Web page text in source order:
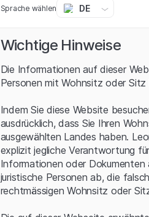
Quelle: Linde PLC, Reuters;
Historische Daten sind kein
zukünftige Entwicklungen.
Sprache wählen DE
Wichtige Hinweise
Die Informationen auf dieser
Personen mit Wohnsitz oder
Indem Sie diese Website
ausdrücklich, dass Sie Ihren
ausgewählten Landes haben.
explizit jegliche Verantwortung
Informationen oder Dokumenten
juristische Personen ab, die
rechtmässigen Wohnsitz oder